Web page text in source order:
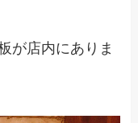
が店内にありま